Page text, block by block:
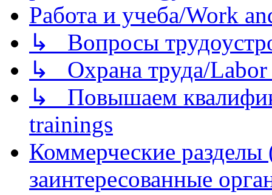
Работа и учеба/Work
↳ Вопросы
↳ Охрана труда/Labor
↳ Повышаем
trainings
Коммерческие
заинтересованные